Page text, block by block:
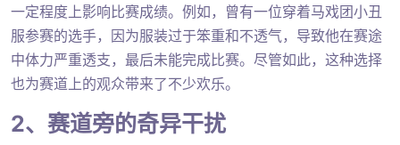
一定程度上影响比赛成绩。例如，曾有一位穿着马戏团小丑
服参赛的选手，因为服装过于笨重和不透气，导致他在赛途
中体力严重透支，最后未能完成比赛。尽管如此，这种选择
也为赛道上的观众带来了不少欢乐。
2、赛道旁的奇异干扰